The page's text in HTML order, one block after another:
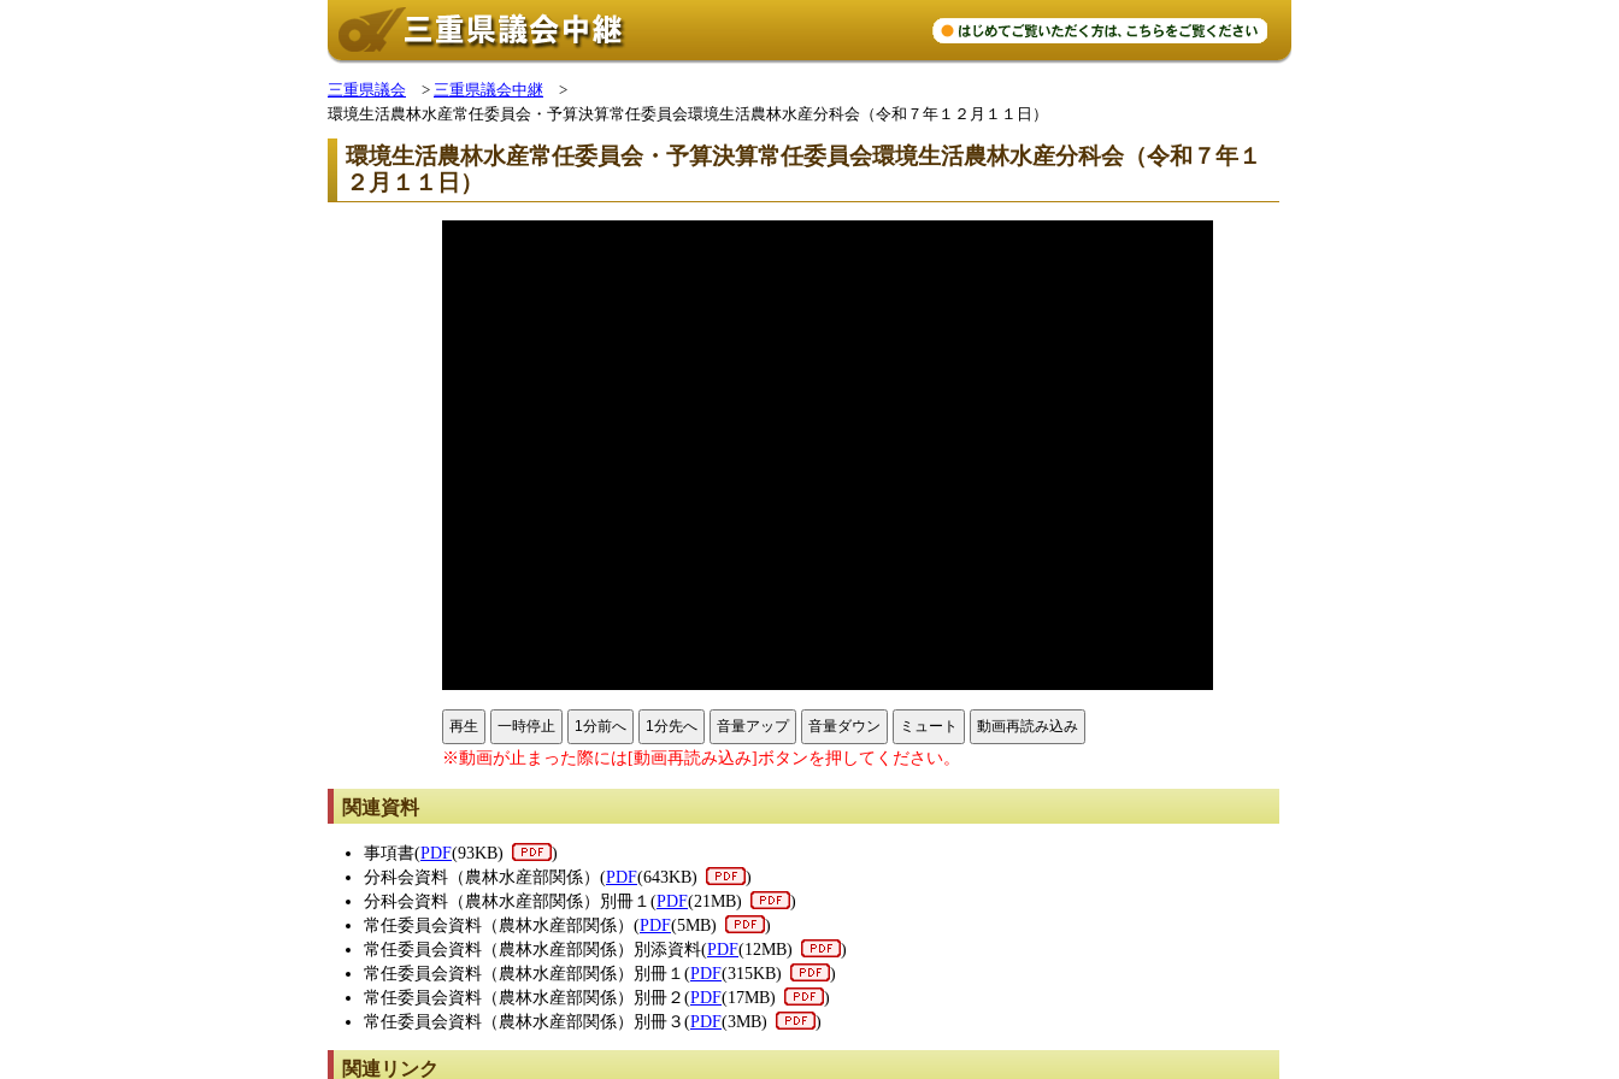
三重県議会 > 三重県議会中継 >
環境生活農林水産常任委員会・予算決算常任委員会環境生活農林水産分科会（令和７年１２月１１日）
環境生活農林水産常任委員会・予算決算常任委員会環境生活農林水産分科会（令和７年１
２月１１日）
再生 一時停止 1分前へ 1分先へ 音量アップ 音量ダウン ミュート 動画再読み込み
※動画が止まった際には[動画再読み込み]ボタンを押してください。
関連資料
事項書(PDF(93KB)
)
分科会資料（農林水産部関係）(PDF(643KB)
)
分科会資料（農林水産部関係）別冊１(PDF(21MB)
)
常任委員会資料（農林水産部関係）(PDF(5MB)
)
常任委員会資料（農林水産部関係）別添資料(PDF(12MB)
)
常任委員会資料（農林水産部関係）別冊１(PDF(315KB)
)
常任委員会資料（農林水産部関係）別冊２(PDF(17MB)
)
常任委員会資料（農林水産部関係）別冊３(PDF(3MB) )
関連リンク